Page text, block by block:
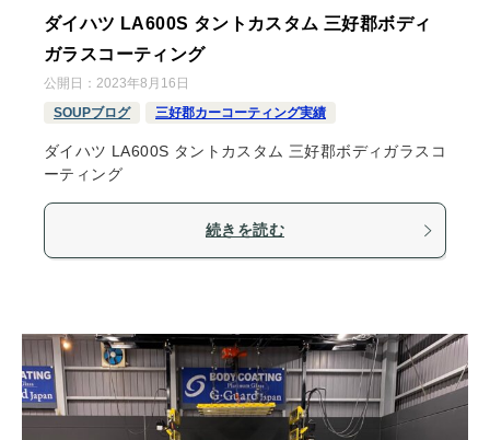
ダイハツ LA600S タントカスタム 三好郡ボディ
ガラスコーティング
公開日： 2023年8月16日
SOUPブログ
三好郡カーコーティング実績
ダイハツ LA600S タントカスタム 三好郡ボディガラスコ
ーティング
続きを読む